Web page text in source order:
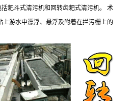
耙斗式清污机和回转齿耙式清污机。 术
上游水中漂浮、悬浮及附着在拦污栅上的